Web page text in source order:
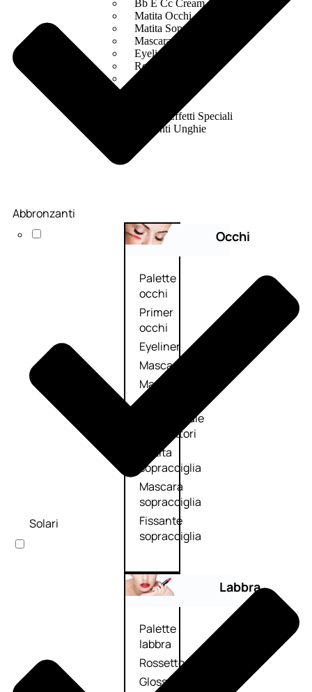
Bb E Cc Cream
Matita Occhi
Matita Sopracciglia
Mascara
Eyeliner
Rossetto
Matita Labbra
Smalto Effetti Speciali
Solventi Unghie
Occhi
Palette
occhi
Primer
occhi
Eyeliner
Mascara
Matita
occhi
Antiocchiaie
e correttori
Matita
sopracciglia
Mascara
sopracciglia
Fissante
sopracciglia
Labbra
Palette
labbra
Rossetto
Gloss
Abbronzanti
Solari